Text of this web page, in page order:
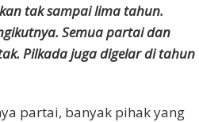
tak sampai lima tahun.
Semua partai dan
Pilkada juga digelar di tahun
partai, banyak pihak yang